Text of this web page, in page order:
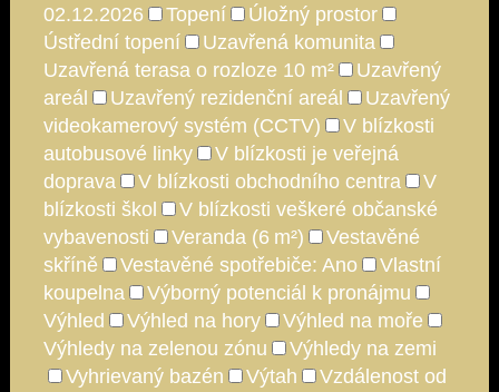
02.12.2026
Topení
Úložný prostor
Ústřední topení
Uzavřená komunita
Uzavřená terasa o rozloze 10 m²
Uzavřený
areál
Uzavřený rezidenční areál
Uzavřený
videokamerový systém (CCTV)
V blízkosti
autobusové linky
V blízkosti je veřejná
doprava
V blízkosti obchodního centra
V
blízkosti škol
V blízkosti veškeré občanské
vybavenosti
Veranda (6 m²)
Vestavěné
skříně
Vestavěné spotřebiče: Ano
Vlastní
koupelna
Výborný potenciál k pronájmu
Výhled
Výhled na hory
Výhled na moře
Výhledy na zelenou zónu
Výhledy na zemi
Vyhrievaný bazén
Výtah
Vzdálenost od